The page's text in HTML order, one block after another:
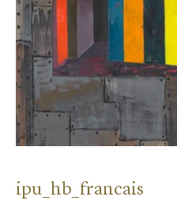
ipu_hb_francais